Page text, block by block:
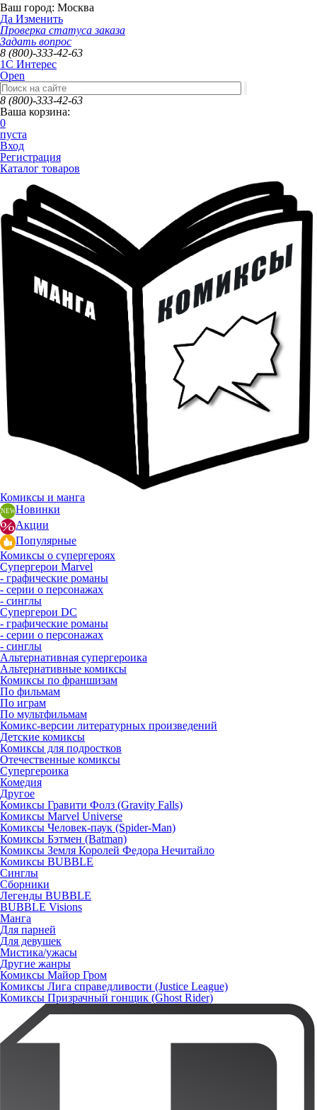
Ваш город: Москва
Да Изменить
Проверка статуса заказа
Задать вопрос
8 (800)-333-42-63
1C Интерес
Open
8 (800)-333-42-63
Ваша корзина:
0
пуста
Вход
Регистрация
Каталог товаров
Комиксы и манга
Новинки
Акции
Популярные
Комиксы о супергероях
Супергерои Marvel
- графические романы
- серии о персонажах
- синглы
Супергерои DC
- графические романы
- серии о персонажах
- синглы
Альтернативная супергероика
Альтернативные комиксы
Комиксы по франшизам
По фильмам
По играм
По мультфильмам
Комикс-версии литературных произведений
Детские комиксы
Комиксы для подростков
Отечественные комиксы
Супергероика
Комедия
Другое
Комиксы Гравити Фолз (Gravity Falls)
Комиксы Marvel Universe
Комиксы Человек-паук (Spider-Man)
Комиксы Бэтмен (Batman)
Комиксы Земля Королей Федора Нечитайло
Комиксы BUBBLE
Синглы
Сборники
Легенды BUBBLE
BUBBLE Visions
Манга
Для парней
Для девушек
Мистика/ужасы
Другие жанры
Комиксы Майор Гром
Комиксы Лига справедливости (Justice League)
Комиксы Призрачный гонщик (Ghost Rider)